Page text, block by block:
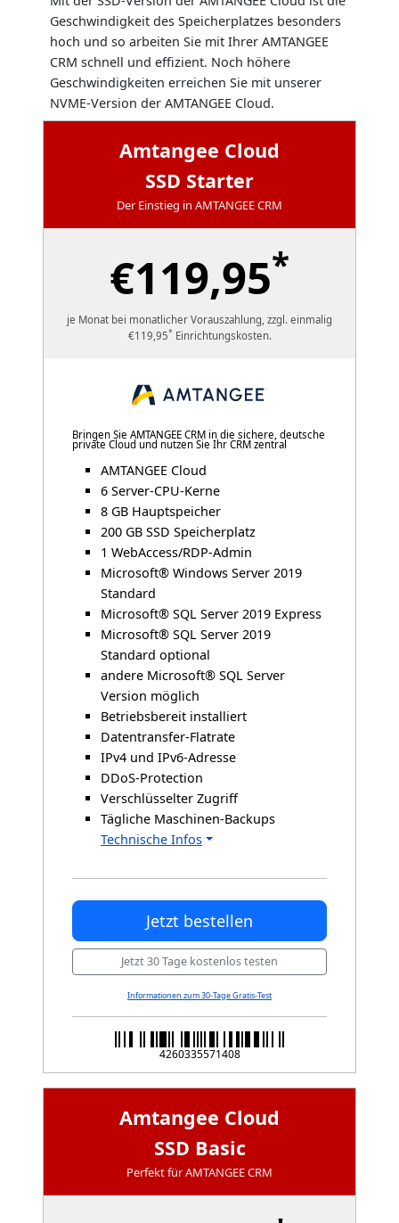
Geschwindigkeit des Speicherplatzes besonders
hoch und so arbeiten Sie mit Ihrer AMTANGEE
CRM schnell und effizient. Noch höhere
Geschwindigkeiten erreichen Sie mit unserer
NVME-Version der AMTANGEE Cloud.
Amtangee Cloud
SSD Starter
Der Einstieg in AMTANGEE CRM
€119,95*
je Monat bei monatlicher Vorauszahlung, zzgl. einmalig
€119,95*Einrichtungskosten.
Bringen Sie AMTANGEE CRM in die sichere, deutsche
private Cloud und nutzen Sie Ihr CRM zentral
AMTANGEE Cloud
6 Server-CPU-Kerne
8 GB Hauptspeicher
200 GB SSD Speicherplatz
1 WebAccess/RDP-Admin
Microsoft® Windows Server 2019
Standard
Microsoft® SQL Server 2019 Express
Microsoft® SQL Server 2019
Standard optional
andere Microsoft® SQL Server
Version möglich
Betriebsbereit installiert
Datentransfer-Flatrate
IPv4 und IPv6-Adresse
DDoS-Protection
Verschlüsselter Zugriff
Tägliche Maschinen-Backups
Technische Infos
Jetzt bestellen
Jetzt 30 Tage kostenlos testen
Informationen zum 30-Tage Gratis-Test
4260335571408
Amtangee Cloud
SSD Basic
Perfekt für AMTANGEE CRM